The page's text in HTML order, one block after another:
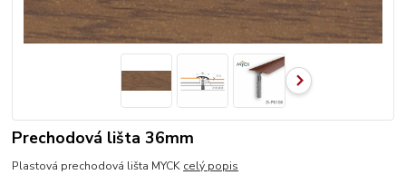
Prechodová lišta 36mm
Plastová prechodová lišta MYCK celý popis